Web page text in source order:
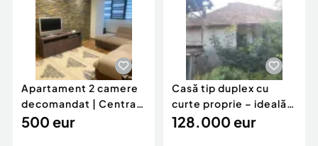
Apartament 2 camere
decomandat | Centrală
proprie | 60 mp |
500 eur
Casă tip duplex cu
curte proprie – ideală
pentru renovar
128.000 eur